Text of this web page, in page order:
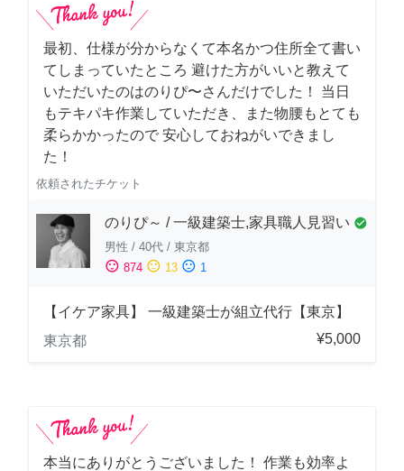
最初、仕様が分からなくて本名かつ住所全て書い
てしまっていたところ 避けた方がいいと教えて
いただいたのはのりぴ〜さんだけでした！ 当日
もテキパキ作業していただき、また物腰もとても
柔らかかったので 安心しておねがいできまし
た！
依頼されたチケット
のりぴ～ / 一級建築士,家具職人見習い check_circle
男性 / 40代 / 東京都
sentiment_satisfied 874 sentiment_neutral 13 sentiment_dissatisfied 1
【イケア家具】 一級建築士が組立代行【東京】
東京都
¥5,000
本当にありがとうございました！ 作業も効率よ